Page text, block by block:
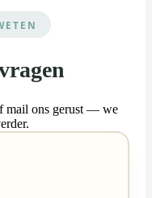
mail ons gerust — we